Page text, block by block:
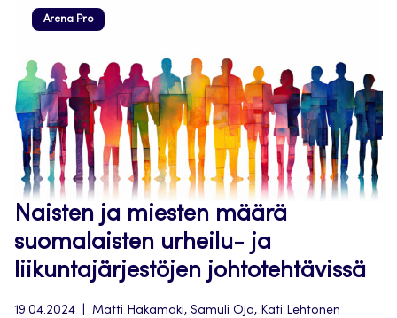
Arena Pro
Naisten ja miesten määrä
suomalaisten urheilu- ja
liikuntajärjestöjen johtotehtävissä
19.04.2024 Matti Hakamäki, Samuli Oja, Kati Lehtonen